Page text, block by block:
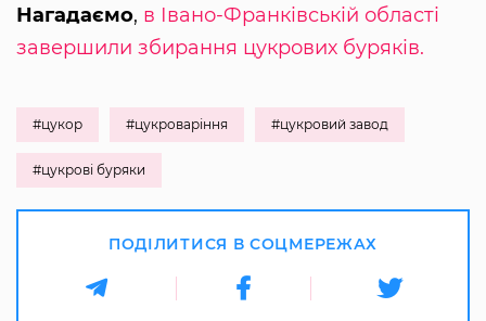
Нагадаємо, в Івано-Франківській області
завершили збирання цукрових буряків.
#цукор #цукроваріння #цукровий завод
#цукрові буряки
ПОДІЛИТИСЯ В СОЦМЕРЕЖАХ